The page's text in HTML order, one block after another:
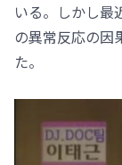
いる。しかし最
の異常反応の因
た。